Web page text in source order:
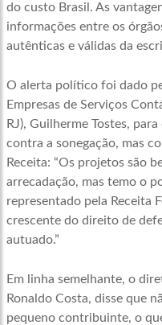
do custo Brasil. As
informações entre os
autênticas e válidas da
O alerta político foi dado
Empresas de Serviços
RJ), Guilherme Tostes,
contra a sonegação, mas
Receita: “Os projetos são
arrecadação, mas temo o
representado pela Receita
crescente do direito de
autuado.”
Em linha semelhante, o
Ronaldo Costa, disse que
pequeno contribuinte, o